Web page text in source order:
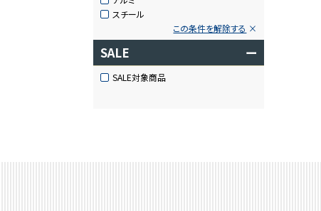
スチール
この条件を解除する
SALE ー
SALE対象商品